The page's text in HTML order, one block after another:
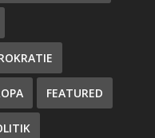
FEATURED